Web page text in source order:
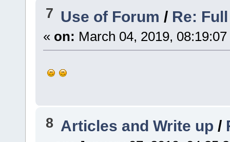
7 Use of Forum / Re:
« on: March 04, 2019,
8 Articles and Write up/